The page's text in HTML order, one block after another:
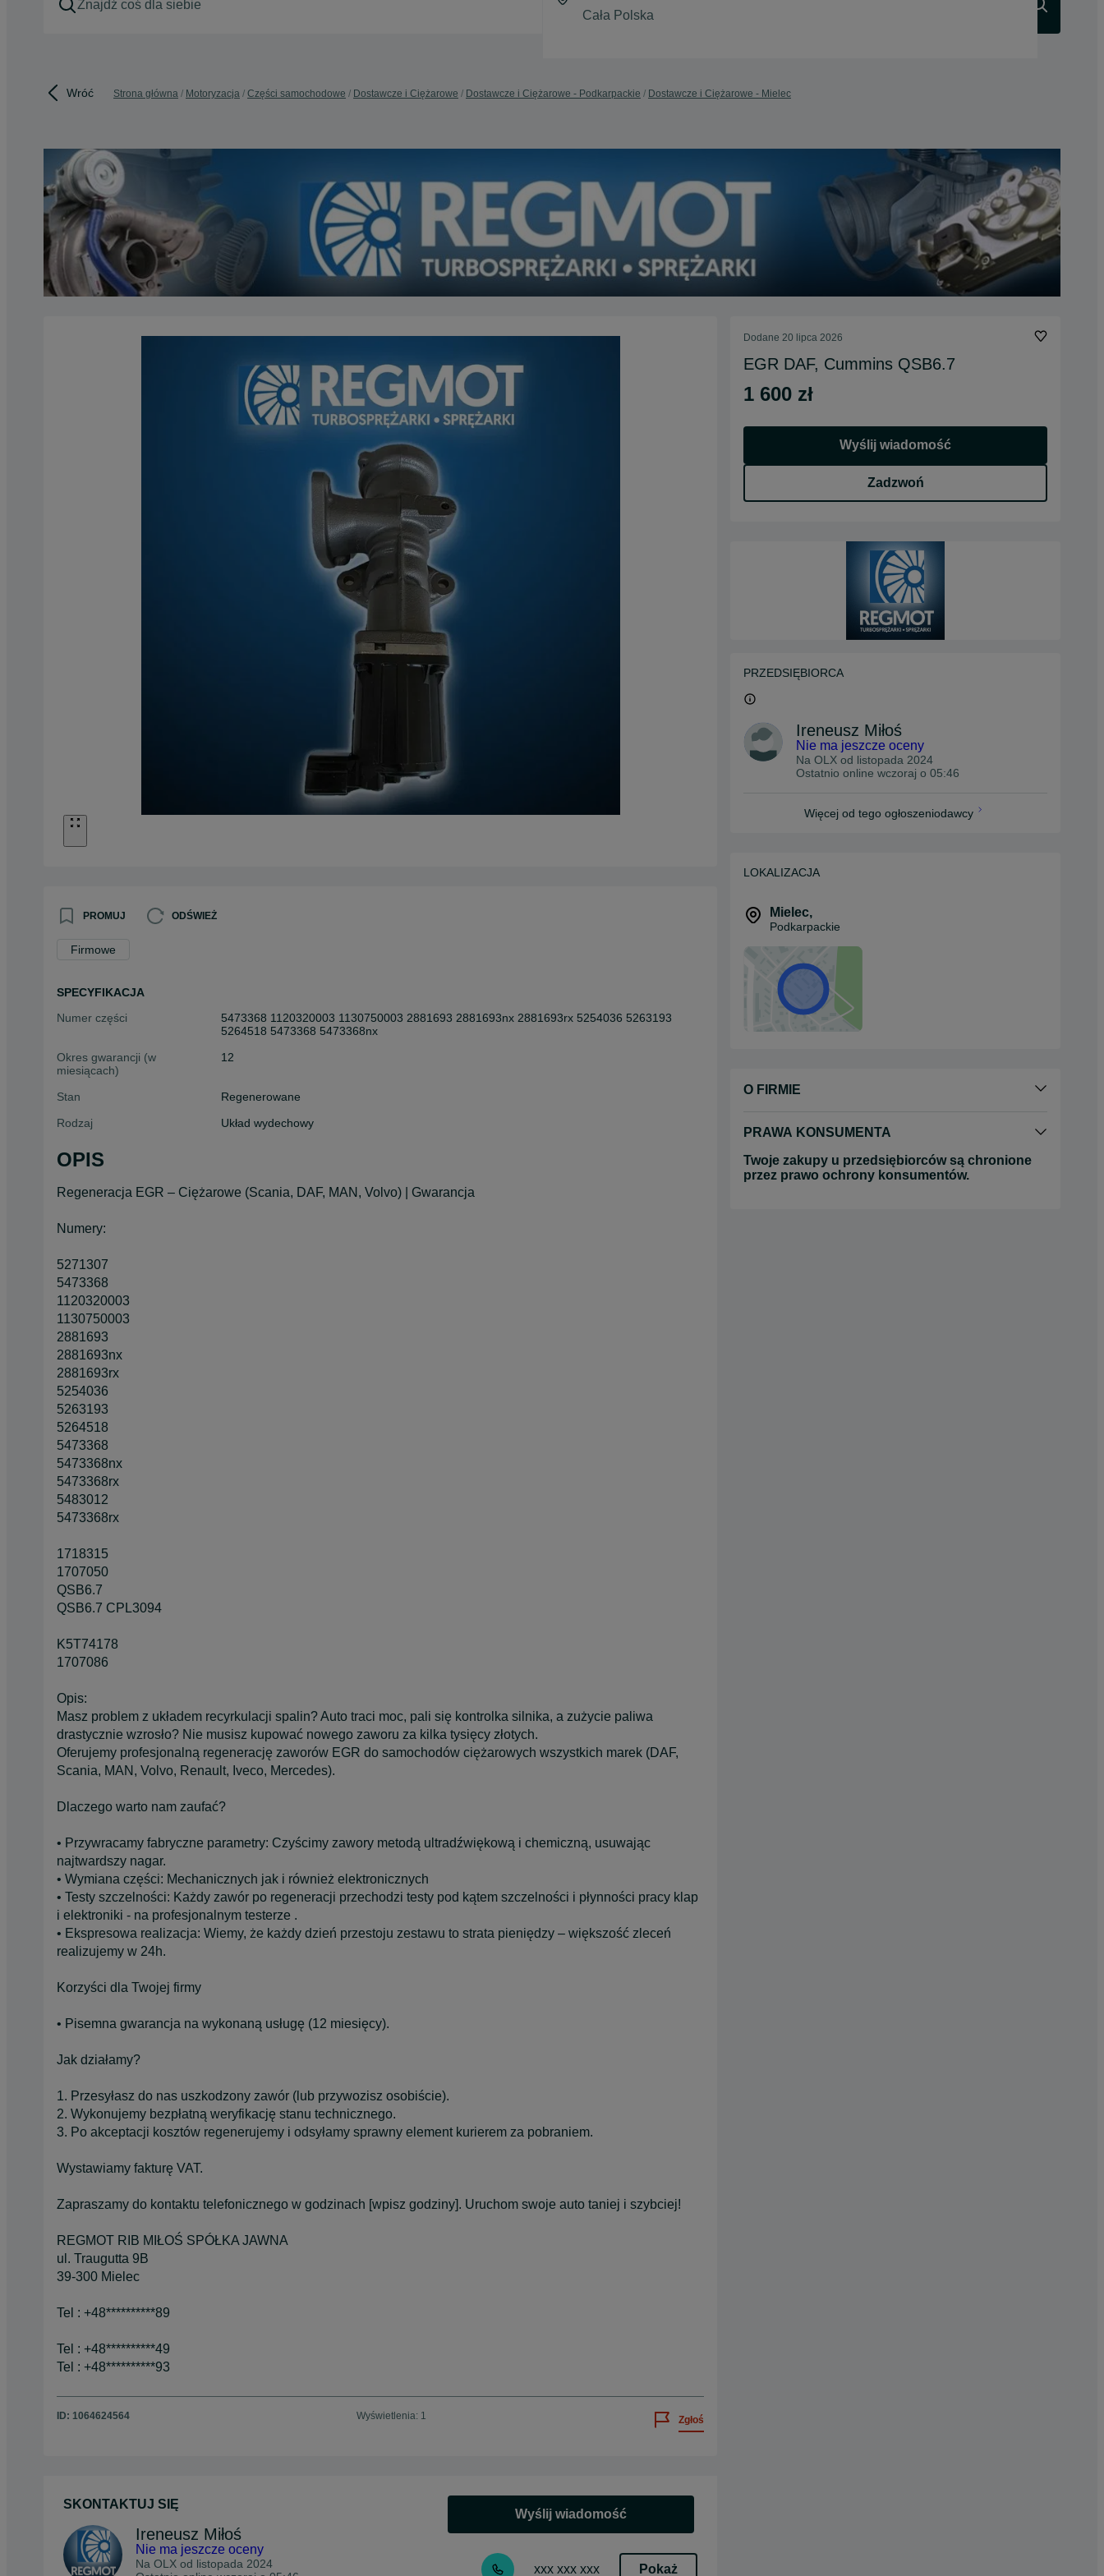
Wróć Strona główna Motoryzacja Części samochodowe Dostawcze i Ciężarowe Dostawcze i Ciężarowe - Podkarpackie Dostawcze i Ciężarowe - Mielec
PROMUJ ODŚWIEŻ
Firmowe
SPECYFIKACJA
Numer części
5473368 1120320003 1130750003 2881693 2881693nx 2881693rx 5254036 5263193
5264518 5473368 5473368nx
Okres gwarancji (w
miesiącach)
12
Stan
Regenerowane
Rodzaj
Układ wydechowy
OPIS
Regeneracja EGR – Ciężarowe (Scania, DAF, MAN, Volvo) | Gwarancja
Numery:
5271307
5473368
1120320003
1130750003
2881693
2881693nx
2881693rx
5254036
5263193
5264518
5473368
5473368nx
5473368rx
5483012
5473368rx
1718315
1707050
QSB6.7
QSB6.7 CPL3094
K5T74178
1707086
Opis:
Masz problem z układem recyrkulacji spalin? Auto traci moc, pali się kontrolka silnika, a zużycie paliwa
drastycznie wzrosło? Nie musisz kupować nowego zaworu za kilka tysięcy złotych.
Oferujemy profesjonalną regenerację zaworów EGR do samochodów ciężarowych wszystkich marek (DAF,
Scania, MAN, Volvo, Renault, Iveco, Mercedes).
Dlaczego warto nam zaufać?
• Przywracamy fabryczne parametry: Czyścimy zawory metodą ultradźwiękową i chemiczną, usuwając
najtwardszy nagar.
• Wymiana części: Mechanicznych jak i również elektronicznych
• Testy szczelności: Każdy zawór po regeneracji przechodzi testy pod kątem szczelności i płynności pracy klap
i elektroniki - na profesjonalnym testerze .
• Ekspresowa realizacja: Wiemy, że każdy dzień przestoju zestawu to strata pieniędzy – większość zleceń
realizujemy w 24h.
Korzyści dla Twojej firmy
• Pisemna gwarancja na wykonaną usługę (12 miesięcy).
Jak działamy?
1. Przesyłasz do nas uszkodzony zawór (lub przywozisz osobiście).
2. Wykonujemy bezpłatną weryfikację stanu technicznego.
3. Po akceptacji kosztów regenerujemy i odsyłamy sprawny element kurierem za pobraniem.
Wystawiamy fakturę VAT.
Zapraszamy do kontaktu telefonicznego w godzinach [wpisz godziny]. Uruchom swoje auto taniej i szybciej!
REGMOT RIB MIŁOŚ SPÓŁKA JAWNA
ul. Traugutta 9B
39-300 Mielec
Tel : +48**********89
Tel : +48**********49
Tel : +48**********93
ID: 1064624564 Wyświetlenia: 1 Zgłoś
SKONTAKTUJ SIĘ
Ireneusz Miłoś
Nie ma jeszcze oceny
Na OLX od listopada 2024
Wyślij wiadomość
xxx xxx xxx Pokaż
Dodane 20 lipca 2026
EGR DAF, Cummins QSB6.7
1 600 zł
Wyślij wiadomość
Zadzwoń
PRZEDSIĘBIORCA
Ireneusz Miłoś
Nie ma jeszcze oceny
Na OLX od listopada 2024
Ostatnio online wczoraj o 05:46
Więcej od tego ogłoszeniodawcy
LOKALIZACJA
Mielec,
Podkarpackie
O FIRMIE
PRAWA KONSUMENTA
Twoje zakupy u przedsiębiorców są chronione
przez prawo ochrony konsumentów.